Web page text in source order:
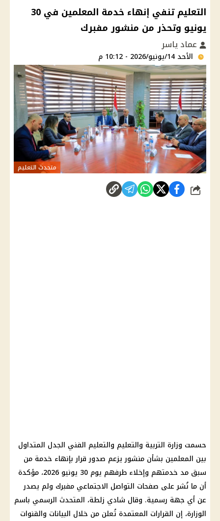
التعليم تنفي إنهاء خدمة المعلمين في 30
يونيو وتحذر من منشور مفبرك
عماد ياسر
الأحد 14/يونيو/2026 - 10:12 م
متحدث التعليم
شارك
حسمت وزارة التربية والتعليم والتعليم الفني الجدل المتداول
بين المعلمين بشأن منشور يزعم صدور قرار بإنهاء خدمة من
سبق مد خدمتهم وإخلاء طرفهم يوم 30 يونيو 2026، مؤكدة
أن ما نُشر على صفحات التواصل الاجتماعي مفبرك ولم يصدر
عن أي جهة رسمية. وقال شادي زلطة، المتحدث الرسمي باسم
الوزارة، إن القرارات المعتمدة تُعلن من خلال البيانات والقنوات